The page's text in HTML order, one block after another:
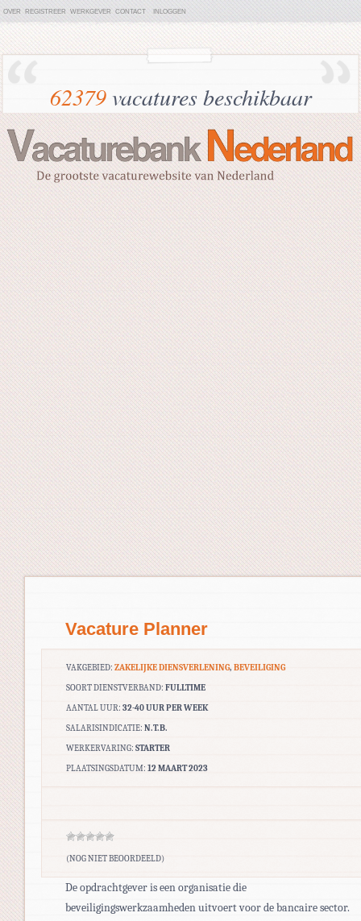
OVER REGISTREER WERKGEVER CONTACT INLOGGEN
62379vacatures beschikbaar
Vacature Planner
VAKGEBIED: ZAKELIJKE DIENSVERLENING, BEVEILIGING
SOORT DIENSTVERBAND: FULLTIME
AANTAL UUR: 32-40 UUR PER WEEK
SALARISINDICATIE: N.T.B.
WERKERVARING: STARTER
PLAATSINGSDATUM: 12 MAART 2023
(NOG NIET BEOORDEELD)
De opdrachtgever is een organisatie die
beveiligingswerkzaamheden uitvoert voor de bancaire sector.